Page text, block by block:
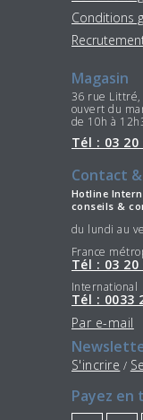
Conditions
Magasin
36 rue
ouvert du
de 10h à
Tél : 03 20
Contact
Hotline
conseils &
du lundi au
France
Tél : 03 20
International
Tél : 0033
Par e-mail
S'incrire /
Payez